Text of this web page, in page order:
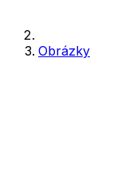
Obrázky